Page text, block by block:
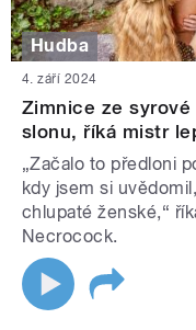
Hudba
4. září 2024
Zimnice ze
slonu, říká mistr
„Začalo to předloni
kdy jsem si
chlupaté ženské,“
Necrocock.